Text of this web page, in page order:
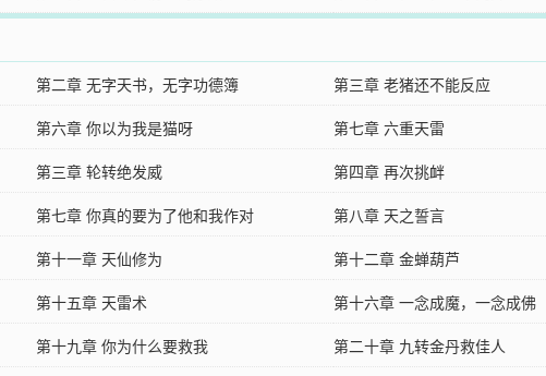
第二章 无字天书，无字功德簿 第三章 老猪还不能反应
第六章 你以为我是猫呀 第七章 六重天雷
第三章 轮转绝发威 第四章 再次挑衅
第七章 你真的要为了他和我作对 第八章 天之誓言
第十一章 天仙修为 第十二章 金蝉葫芦
第十五章 天雷术 第十六章 一念成魔，一念成佛
第十九章 你为什么要救我 第二十章 九转金丹救佳人